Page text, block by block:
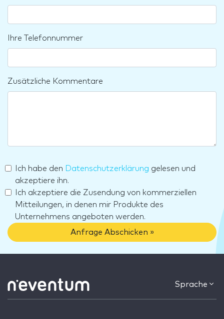
Ihre Telefonnummer
Zusätzliche Kommentare
Ich habe den Datenschutzerklärung gelesen und
akzeptiere ihn.
Ich akzeptiere die Zusendung von kommerziellen
Mitteilungen, in denen mir Produkte des
Unternehmens angeboten werden.
Anfrage Abschicken »
Sprache